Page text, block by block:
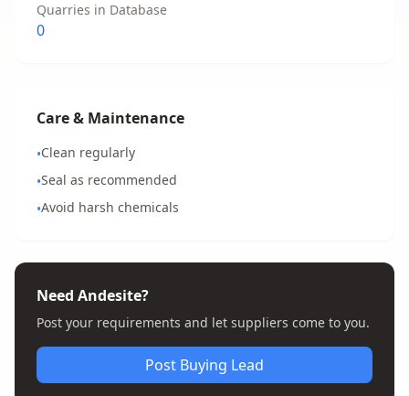
Quarries in Database
0
Care & Maintenance
•Clean regularly
•Seal as recommended
•Avoid harsh chemicals
Need Andesite?
Post your requirements and let suppliers come to you.
Post Buying Lead